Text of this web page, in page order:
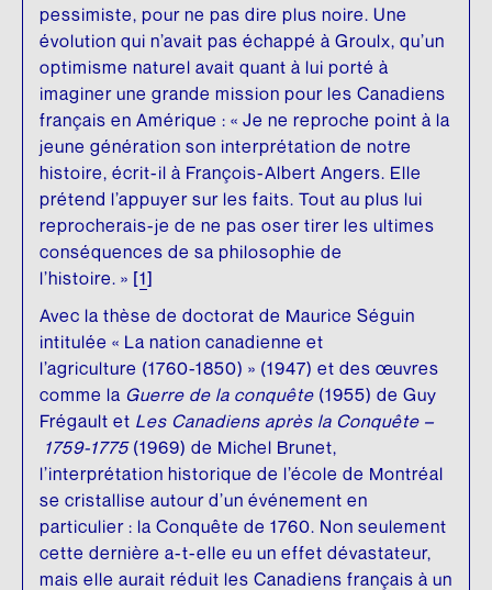
pessimiste, pour ne pas dire plus noire. Une
évolution qui n’avait pas échappé à Groulx, qu’un
optimisme naturel avait quant à lui porté à
imaginer une grande mission pour les Canadiens
français en Amérique : « Je ne reproche point à la
jeune génération son interprétation de notre
histoire, écrit-il à François-Albert Angers. Elle
prétend l’appuyer sur les faits. Tout au plus lui
reprocherais-je de ne pas oser tirer les ultimes
conséquences de sa philosophie de
l’histoire. » [1]
Avec la thèse de doctorat de Maurice Séguin
intitulée « La nation canadienne et
l’agriculture (1760-1850) » (1947) et des œuvres
comme la Guerre de la conquête (1955) de Guy
Frégault et Les Canadiens après la Conquête –
1759-1775(1969) de Michel Brunet,
l’interprétation historique de l’école de Montréal
se cristallise autour d’un événement en
particulier : la Conquête de 1760. Non seulement
cette dernière a-t-elle eu un effet dévastateur,
mais elle aurait réduit les Canadiens français à un